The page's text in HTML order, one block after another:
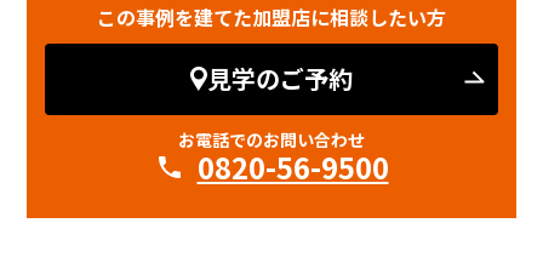
この事例を建てた加盟店に相談したい方
見学のご予約
お電話でのお問い合わせ
0820-56-9500